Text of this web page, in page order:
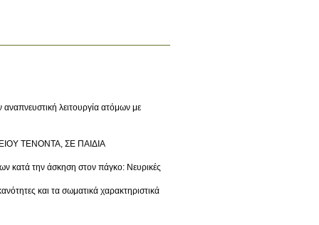
λειτουργία ατόμων με
ΤΕΝΟΝΤΑ, ΣΕ ΠΑΙΔΙΑ
κατά την άσκηση στον πάγκο: Νευρικές
και τα σωματικά χαρακτηριστικά